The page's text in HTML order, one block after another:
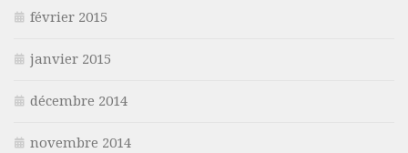
février 2015
janvier 2015
décembre 2014
novembre 2014